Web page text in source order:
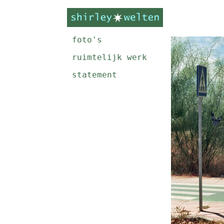
foto's
ruimtelijk werk
statement